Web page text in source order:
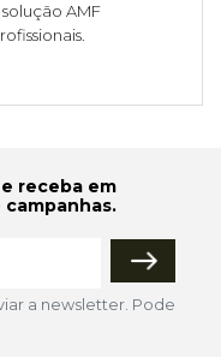
AMF
receba em
campanhas.
a newsletter. Pode